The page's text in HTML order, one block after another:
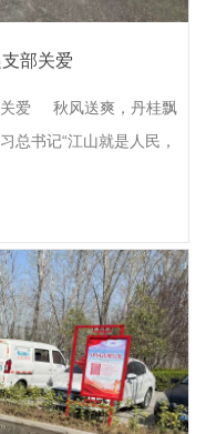
部关爱
关爱 秋风送爽，丹桂飘
总书记“江山就是人民，